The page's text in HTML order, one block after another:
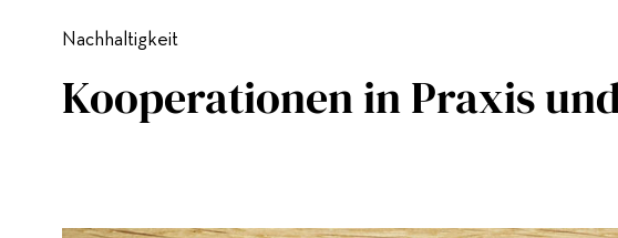
Nachhaltigkeit
Kooperationen in Praxis